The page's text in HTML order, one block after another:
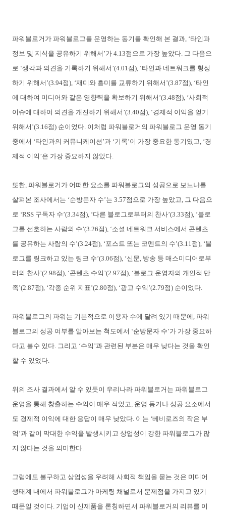
파워블로거가 파워블로그를 운영하는 동기를 확인해 본 결과, ‘타인과
정보 및 지식을 공유하기 위해서’가 4.13점으로 가장 높았다. 그 다음으
로 ‘생각과 의견을 기록하기 위해서’(4.01점), ‘타인과 네트워크를 형성
하기 위해서’(3.94점), ‘재미와 흥미를 교류하기 위해서’(3.87점), ‘타인
에 대하여 미디어와 같은 영향력을 확보하기 위해서’(3.48점), ‘사회적
이슈에 대하여 의견을 개진하기 위해서’(3.40점), ‘경제적 이익을 얻기
위해서’(3.16점) 순이었다. 이처럼 파워블로거의 파워블로그 운영 동기
중에서 ‘타인과의 커뮤니케이션’과 ‘기록’이 가장 중요한 동기였고, ‘경
제적 이익’은 가장 중요하지 않았다.
또한, 파워블로거가 어떠한 요소를 파워블로그의 성공으로 보느냐를
살펴본 조사에서는 ‘순방문자 수’는 3.57점으로 가장 높았고, 그 다음으
로 ‘RSS 구독자 수’(3.34점), ‘다른 블로그로부터의 찬사’(3.33점), ‘블로
그를 선호하는 사람의 수’(3.26점), ‘소셜 네트워크 서비스에서 콘텐츠
를 공유하는 사람의 수’(3.24점), ‘포스트 또는 코멘트의 수’(3.11점), ‘블
로그를 링크하고 있는 링크 수’(3.06점), ‘신문, 방송 등 매스미디어로부
터의 찬사’(2.98점), ‘콘텐츠 수익’(2.97점), ‘블로그 운영자의 개인적 만
족’(2.87점), ‘각종 순위 지표’(2.80점), ‘광고 수익’(2.79점) 순이었다.
파워블로그의 파워는 기본적으로 이용자 수에 달려 있기 때문에, 파워
블로그의 성공 여부를 알아보는 척도에서 ‘순방문자 수’가 가장 중요하
다고 볼수 있다. 그리고 ‘수익’과 관련된 부분은 매우 낮다는 것을 확인
할 수 있었다.
위의 조사 결과에서 알 수 있듯이 우리나라 파워블로거는 파워블로그
운영을 통해 창출하는 수익이 매우 적었고, 운영 동기나 성공 요소에서
도 경제적 이익에 대한 응답이 매우 낮았다. 이는 ‘베비로즈의 작은 부
엌’과 같이 막대한 수익을 발생시키고 상업성이 강한 파워블로그가 많
지 않다는 것을 의미한다.
그럼에도 불구하고 상업성을 우려해 사회적 책임을 묻는 것은 미디어
생태계 내에서 파워블로그가 마케팅 채널로서 문제점을 가지고 있기
때문일 것이다. 기업이 신제품을 론칭하면서 파워블로거의 리뷰를 이